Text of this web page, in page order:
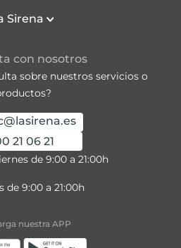
Sirena
con nosotros
sobre nuestros servicios o
21 06 21
de 9:00 a 21:00h
de 9:00 a 21:00h
nuestra APP